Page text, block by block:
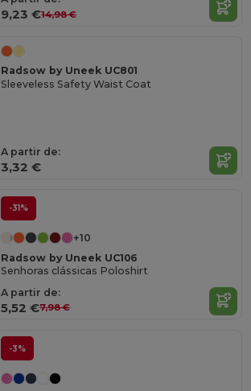
9,23 €14,98 €
Radsow by Uneek UC801
Sleeveless Safety Waist Coat
A partir de:
3,32 €
-31%
+10
Radsow by Uneek UC106
Senhoras clássicas Poloshirt
A partir de:
5,52 €7,98 €
-3%